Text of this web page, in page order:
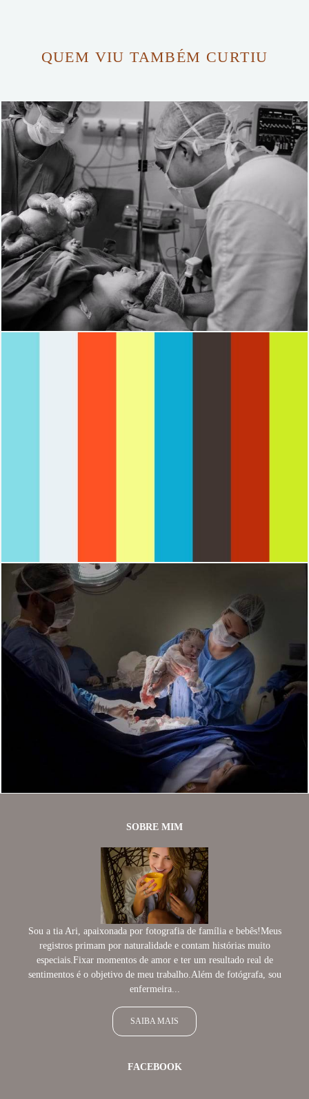
QUEM VIU TAMBÉM CURTIU
1535 0
1658 0
SOBRE MIM
Sou a tia Ari, apaixonada por fotografia de família e bebês!Meus
registros primam por naturalidade e contam histórias muito
especiais.Fixar momentos de amor e ter um resultado real de
sentimentos é o objetivo de meu trabalho.Além de fotógrafa, sou
enfermeira...
SAIBA MAIS
FACEBOOK